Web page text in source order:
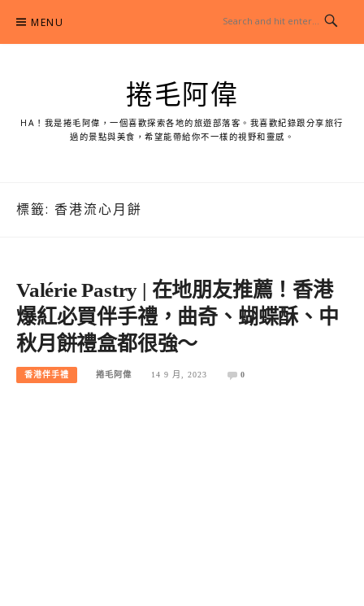
content
MENU
捲毛阿偉
HA！我是捲毛阿偉，一個喜歡探索各地的旅遊部落客。我喜歡紀錄跟分享旅行
過的景點與美食，希望能帶給你不一樣的視野和靈感。
標籤: 香港流心月餅
Valérie Pastry | 在地朋友推薦！香港
爆紅必買伴手禮，曲奇、蝴蝶酥、中
秋月餅禮盒都很強～
香港伴手禮 捲毛阿偉 14 9 月, 2023 0